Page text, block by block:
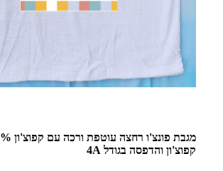
קפוצ'ון והדפסה בגודל 4A